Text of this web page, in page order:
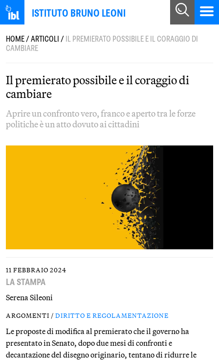
ISTITUTO BRUNO LEONI
HOME/ARTICOLI/IL PREMIERATO POSSIBILE E IL CORAGGIO DI
CAMBIARE
Il premierato possibile e il coraggio di
cambiare
Aprire un confronto vero, franco e aperto tra le forze
politiche è un atto dovuto ai cittadini
11 FEBBRAIO 2024
LA STAMPA
Serena Sileoni
ARGOMENTI / DIRITTO E REGOLAMENTAZIONE
Le proposte di modifica al premierato che il governo ha
presentato in Senato, dopo due mesi di confronti e
decantazione del disegno originario, tentano di ridurre le